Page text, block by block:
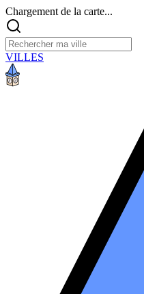
Chargement de la carte...
VILLES